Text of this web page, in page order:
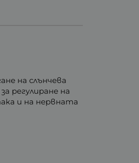
на слънчева
регулиране на
и на нервната